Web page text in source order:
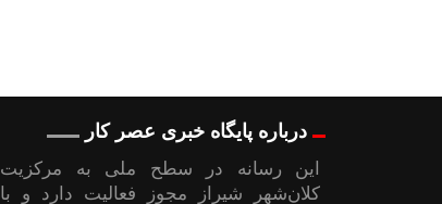
درباره پایگاه خبری عصر کار
این رسانه در سطح ملی به مرکزیت
کلان‌شهر شیراز مجوز فعالیت دارد و با